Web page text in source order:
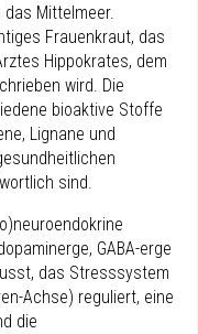
Mittelmeer.
Frauenkraut, das
Hippokrates, dem
wird. Die
bioaktive Stoffe
Lignane und
sind.
GABA-erge
das Stresssystem
Achse) reguliert, eine
die